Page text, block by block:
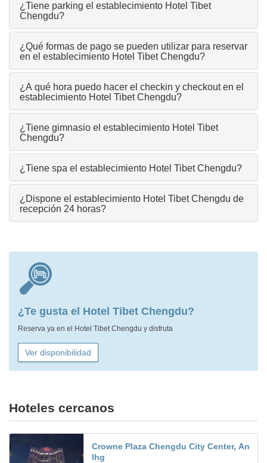
¿Tiene parking el establecimiento Hotel Tibet
Chengdu?
¿Qué formas de pago se pueden utilizar para reservar
en el establecimiento Hotel Tibet Chengdu?
¿A qué hora puedo hacer el checkin y checkout en el
establecimiento Hotel Tibet Chengdu?
¿Tiene gimnasio el establecimiento Hotel Tibet
Chengdu?
¿Tiene spa el establecimiento Hotel Tibet Chengdu?
¿Dispone el establecimiento Hotel Tibet Chengdu de
recepción 24 horas?
¿Te gusta el Hotel Tibet Chengdu?
Reserva ya en el Hotel Tibet Chengdu y disfruta
Ver disponibilidad
Hoteles cercanos
Crowne Plaza Chengdu City Center, An
Ihg